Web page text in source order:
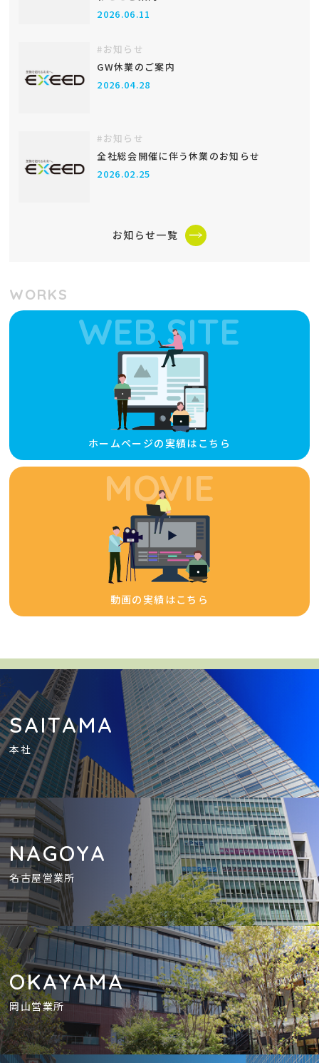
2026.06.11
#お知らせ
GW休業のご案内
2026.04.28
#お知らせ
全社総会開催に伴う休業のお知らせ
2026.02.25
お知らせ一覧
WORKS
WEB SITE
ホームページの実績はこちら
MOVIE
動画の実績はこちら
SAITAMA
本社
NAGOYA
名古屋営業所
OKAYAMA
岡山営業所